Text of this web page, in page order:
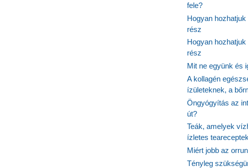
fele?
Hogyan
rész
Hogyan
rész
Mit ne együnk és
A kollagén
ízületeknek, a
Öngyógyítás az
út?
Teák, amelyek
ízletes
Miért jobb az
Tényleg